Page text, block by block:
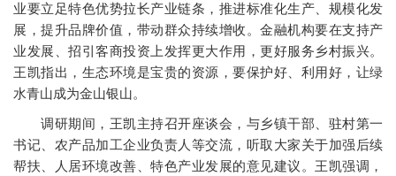
业要立足特色优势拉长产业链条，推进标准化生产、规模化发
展，提升品牌价值，带动群众持续增收。金融机构要在支持产
业发展、招引客商投资上发挥更大作用，更好服务乡村振兴。
王凯指出，生态环境是宝贵的资源，要保护好、利用好，让绿
水青山成为金山银山。
调研期间，王凯主持召开座谈会，与乡镇干部、驻村第一
书记、农产品加工企业负责人等交流，听取大家关于加强后续
帮扶、人居环境改善、特色产业发展的意见建议。王凯强调，